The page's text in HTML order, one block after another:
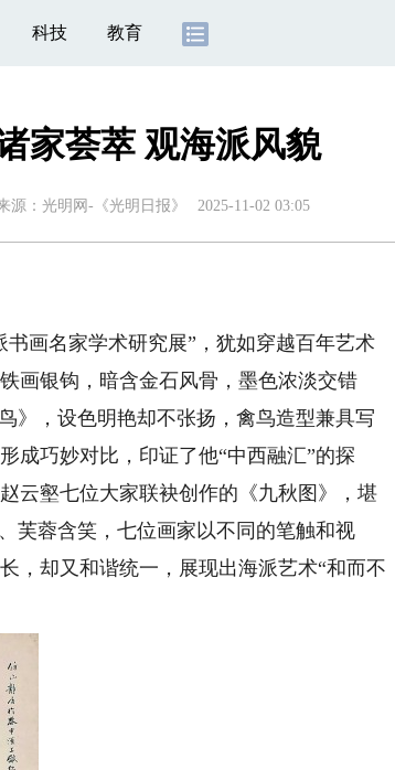
科技 教育
家荟萃 观海派风貌
源： 光明网-《光明日报》 2025-11-02 03:05
名家学术研究展”，犹如穿越百年艺术
画银钩，暗含金石风骨，墨色浓淡交错
》，设色明艳却不张扬，禽鸟造型兼具写
成巧妙对比，印证了他“中西融汇”的探
云壑七位大家联袂创作的《九秋图》，堪
芙蓉含笑，七位画家以不同的笔触和视
，却又和谐统一，展现出海派艺术“和而不